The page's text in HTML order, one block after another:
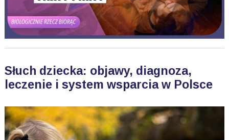
Słuch dziecka: objawy, diagnoza,
leczenie i system wsparcia w Polsce